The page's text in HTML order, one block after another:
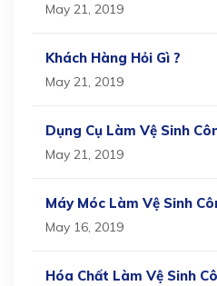
May 21, 2019
Khách Hàng Hỏi Gì ?
May 21, 2019
Dụng Cụ Làm Vệ Sinh
May 21, 2019
Máy Móc Làm Vệ Sinh
May 16, 2019
Hóa Chất Làm Vệ Sinh